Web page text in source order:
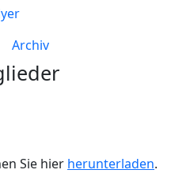
Sie hier herunterladen.
Archiv